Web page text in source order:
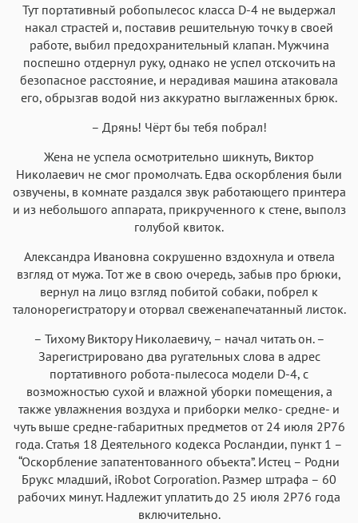
Тут портативный робопылесос класса D-4 не выдержал
накал страстей и, поставив решительную точку в своей
работе, выбил предохранительный клапан. Мужчина
поспешно отдернул руку, однако не успел отскочить на
безопасное расстояние, и нерадивая машина атаковала
его, обрызгав водой низ аккуратно выглаженных брюк.
– Дрянь! Чёрт бы тебя побрал!
Жена не успела осмотрительно шикнуть, Виктор
Николаевич не смог промолчать. Едва оскорбления были
озвучены, в комнате раздался звук работающего принтера
и из небольшого аппарата, прикрученного к стене, выполз
голубой квиток.
Александра Ивановна сокрушенно вздохнула и отвела
взгляд от мужа. Тот же в свою очередь, забыв про брюки,
вернул на лицо взгляд побитой собаки, побрел к
талонорегистратору и оторвал свеженапечатанный листок.
– Тихому Виктору Николаевичу, – начал читать он. –
Зарегистрировано два ругательных слова в адрес
портативного робота-пылесоса модели D-4, с
возможностью сухой и влажной уборки помещения, а
также увлажнения воздуха и приборки мелко- средне- и
чуть выше средне-габаритных предметов от 24 июля 2Р76
года. Статья 18 Деятельного кодекса Росландии, пункт 1 –
“Оскорбление запатентованного объекта”. Истец – Родни
Брукс младший, iRobot Corporation. Размер штрафа – 60
рабочих минут. Надлежит уплатить до 25 июля 2Р76 года
включительно.